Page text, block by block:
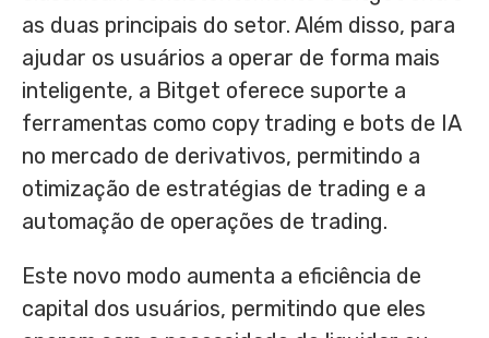
as duas principais do setor. Além disso, para
ajudar os usuários a operar de forma mais
inteligente, a Bitget oferece suporte a
ferramentas como copy trading e bots de IA
no mercado de derivativos, permitindo a
otimização de estratégias de trading e a
automação de operações de trading.
Este novo modo aumenta a eficiência de
capital dos usuários, permitindo que eles